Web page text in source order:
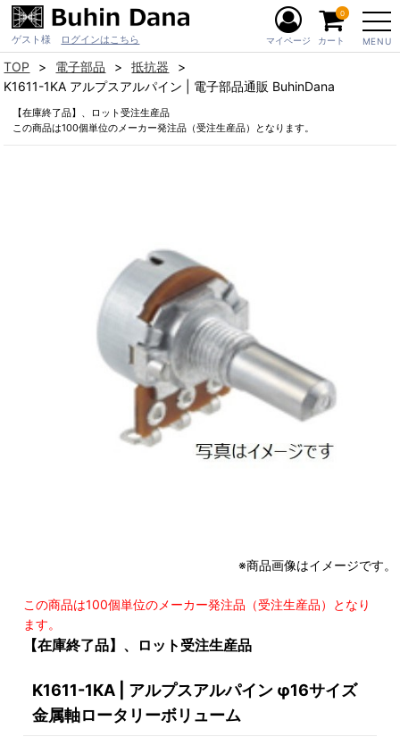
ゲスト様 ログインはこちら MENU
マイページ カート
0
TOP 電子部品
抵抗器
K1611-1KA アルプスアルパイン | 電子部品通販 BuhinDana
【在庫終了品】、ロット受注生産品
この商品は100個単位のメーカー発注品（受注生産品）となります。
※商品画像はイメージです。
この商品は100個単位のメーカー発注品（受注生産品）となり
ます。
【在庫終了品】、ロット受注生産品
K1611-1KA | アルプスアルパイン φ16サイズ
金属軸ロータリーボリューム